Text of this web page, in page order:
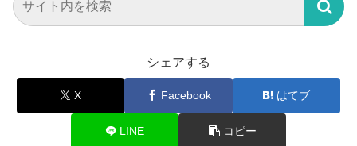
シェアする
X Facebook はてブ
LINE コピー